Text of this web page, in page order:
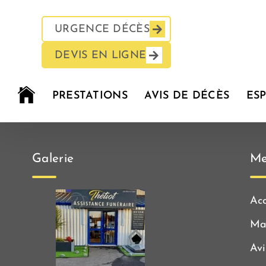
contenu
URGENCE DÉCÈS
DEVIS EN LIGNE
PRESTATIONS AVIS DE DÉCÈS
Galerie